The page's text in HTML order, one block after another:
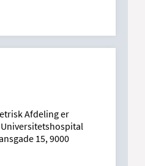
Afdeling er
15, 9000